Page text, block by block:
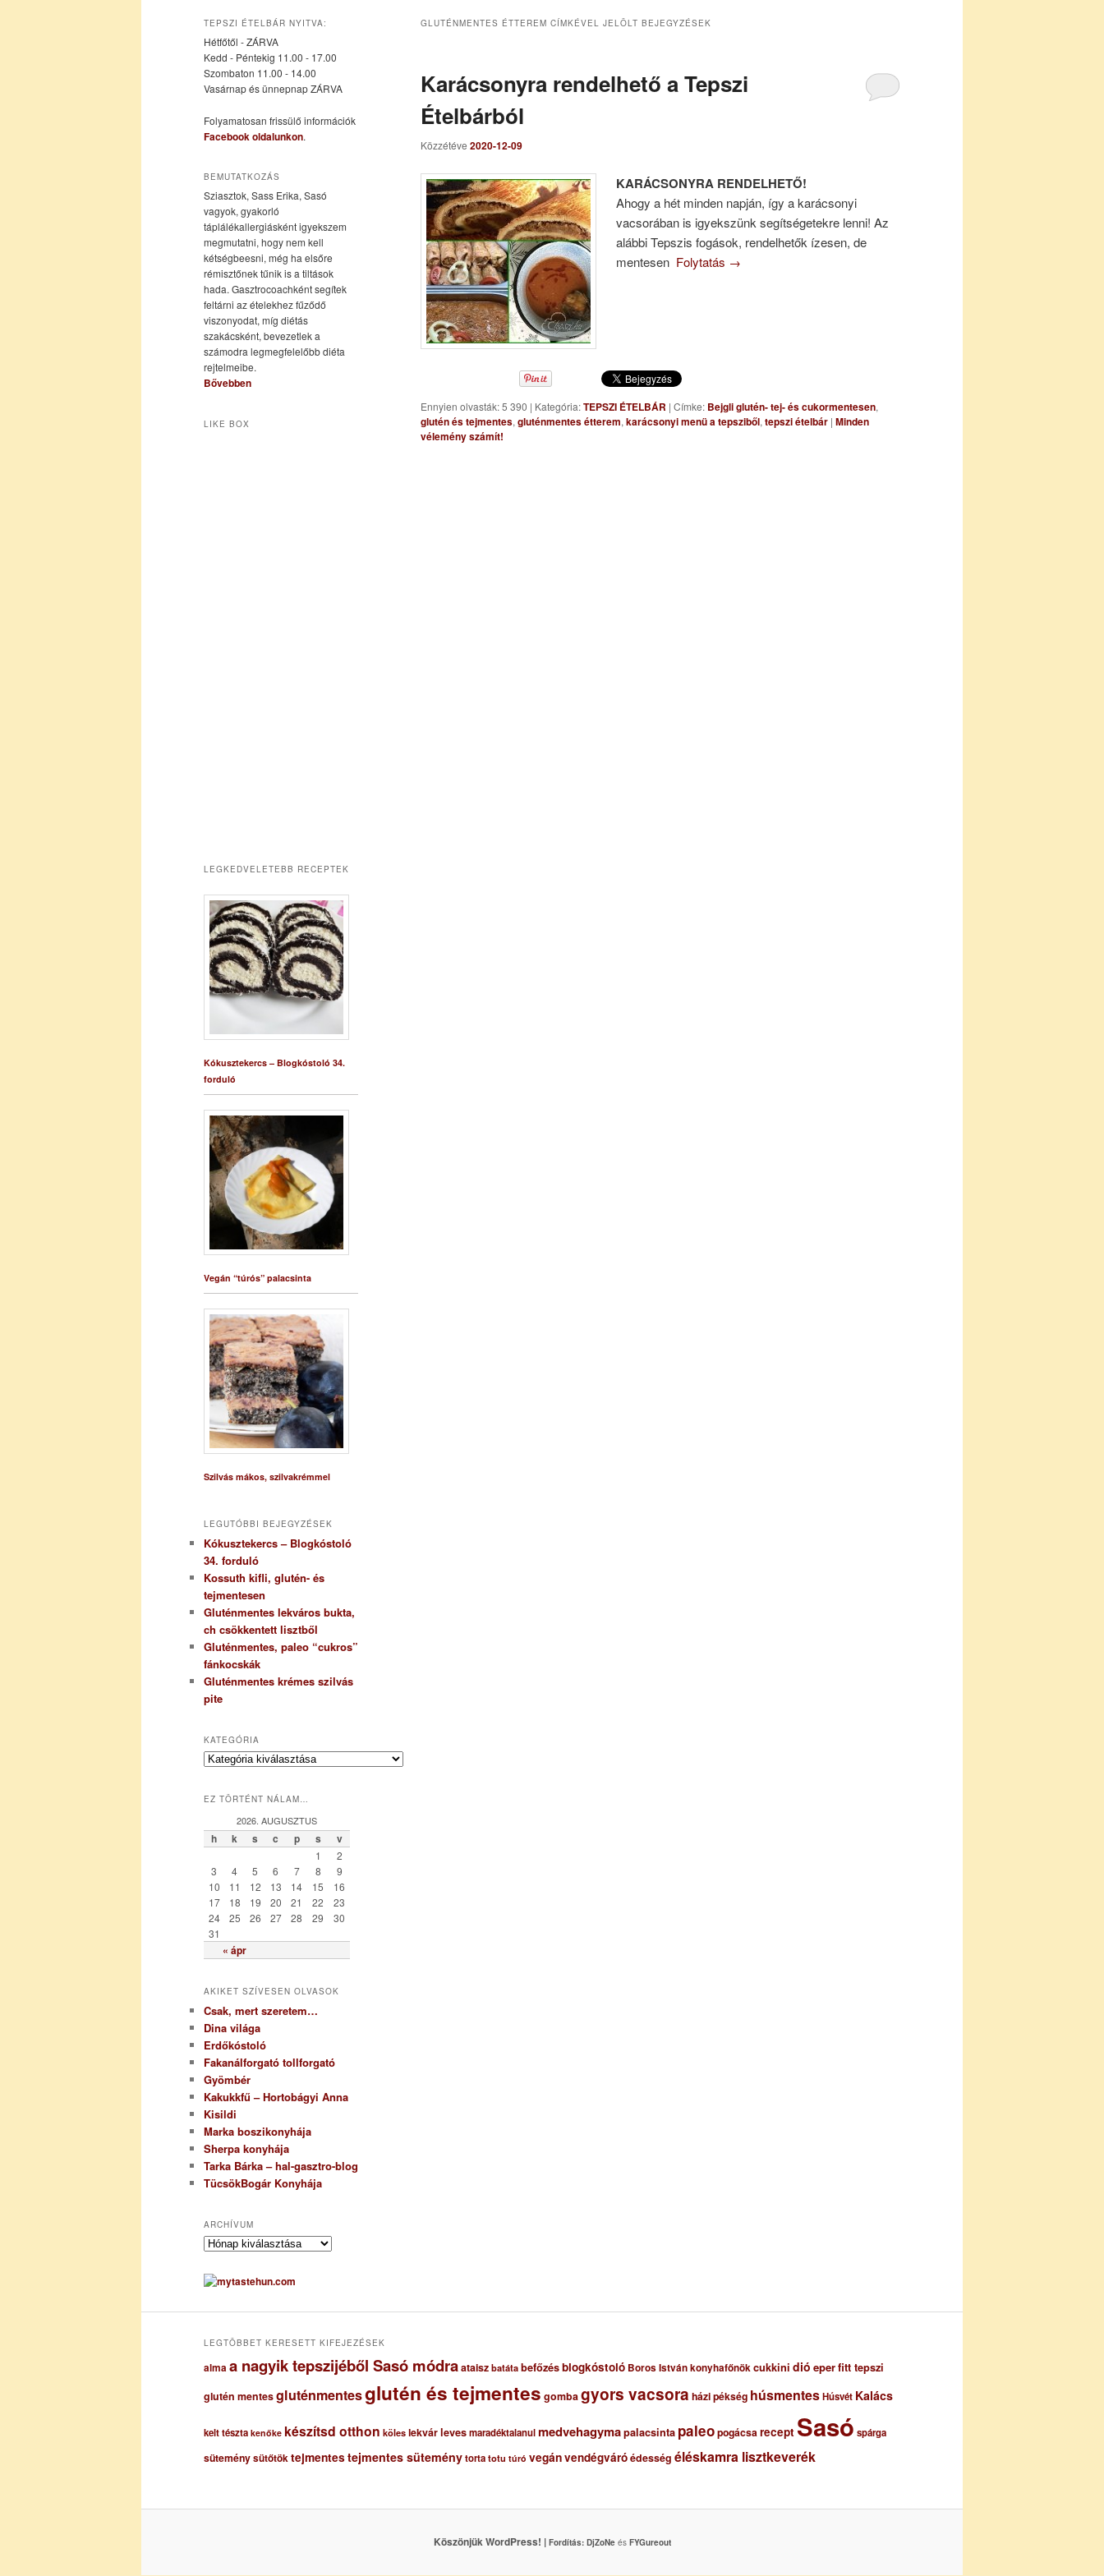
elsődleges
tartalomra
másodlagos
tartalomra
GLUTÉNMENTES ÉTTEREM CÍMKÉVEL JELÖLT BEJEGYZÉSEK
Karácsonyra rendelhető a Tepszi
Ételbárból
Közzétéve 2020-12-09
KARÁCSONYRA RENDELHETŐ!
Ahogy a hét minden napján, így a karácsonyi
vacsorában is igyekszünk segítségetekre lenni! Az
alábbi Tepszis fogások, rendelhetők ízesen, de
mentesen Folytatás →
Ennyien olvasták: 5 390 | Kategória:TEPSZI ÉTELBÁR | Címke: Bejgli glutén- tej- és cukormentesen,
glutén és tejmentes, gluténmentes étterem, karácsonyi menü a tepsziből, tepszi ételbár | Minden
vélemény számít!
TEPSZI ÉTELBÁR NYITVA:
Hétfőtől - ZÁRVA
Kedd - Péntekig 11.00 - 17.00
Szombaton 11.00 - 14.00
Vasárnap és ünnepnap ZÁRVA
Folyamatosan frissülő információk
Facebook oldalunkon.
BEMUTATKOZÁS
Sziasztok, Sass Erika, Sasó
vagyok, gyakorló
táplálékallergiásként igyekszem
megmutatni, hogy nem kell
kétségbeesni, még ha elsőre
rémisztőnek tűnik is a tiltások
hada. Gasztrocoachként segítek
feltárni az ételekhez fűződő
viszonyodat, míg diétás
szakácsként, bevezetlek a
számodra legmegfelelőbb diéta
rejtelmeibe.
Bővebben
LIKE BOX
LEGKEDVELETEBB RECEPTEK
Kókusztekercs – Blogkóstoló 34.
forduló
Vegán “túrós” palacsinta
Szilvás mákos, szilvakrémmel
LEGUTÓBBI BEJEGYZÉSEK
Kókusztekercs – Blogkóstoló
34. forduló
Kossuth kifli, glutén- és
tejmentesen
Gluténmentes lekváros bukta,
ch csökkentett lisztből
Gluténmentes, paleo “cukros”
fánkocskák
Gluténmentes krémes szilvás
pite
KATEGÓRIA
K
e
r
EZ TÖRTÉNT NÁLAM…
2026. AUGUSZTUS
h k s c p s v
« ápr
1
2
3
4 5 6 7 8
9
10
11 12 13 14 15
16
17
18 19 20 21 22
23
24
25 26 27 28 29
30
31
AKIKET SZÍVESEN OLVASOK
Csak, mert szeretem…
Dina világa
Erdőkóstoló
Fakanálforgató tollforgató
Gyömbér
Kakukkfű – Hortobágyi Anna
Kisildi
Marka boszikonyhája
Sherpa konyhája
Tarka Bárka – hal-gasztro-blog
TücsökBogár Konyhája
ARCHÍVUM
A
c
h
uLEGTÖBBET KERESETT KIFEJEZÉSEK
almaa nagyik tepszijéből Sasó módraataisz batáta befőzésblogkóstoló Boros István konyhafőnökcukkini dió eperfitt tepszi
glutén mentesgluténmentesglutén és tejmentes gombagyors vacsora házi pékség húsmentesHúsvét Kalács
kelt tészta kenőke készítsd otthon köles lekvárlevesmaradéktalanulmedvehagymapalacsinta paleopogácsarecept Sasó spárga
süteménysütőtöktejmentestejmentes süteménytorta totu túró vegánvendégváróédesség éléskamra lisztkeverék
Köszönjük WordPress! | Fordítás: DjZoNeés FYGureout